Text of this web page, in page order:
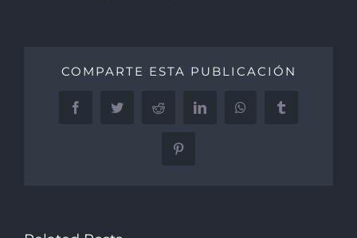
COMPARTE ESTA PUBLICACIÓN
FacebookTwitter Reddit LinkedInWhatsAppTumblr
Pinterest